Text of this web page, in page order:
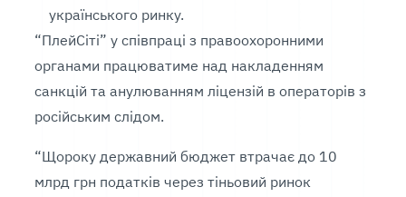
українського ринку.
“ПлейСіті” у співпраці з правоохоронними
органами працюватиме над накладенням
санкцій та анулюванням ліцензій в операторів з
російським слідом.
“Щороку державний бюджет втрачає до 10
млрд грн податків через тіньовий ринок